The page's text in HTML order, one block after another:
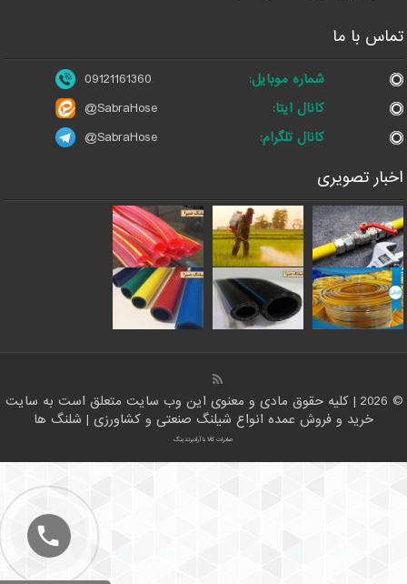
با ما
شماره موبایل:
09121161360
کانال ایتا:
@SabraHose
کانال تلگرام:
@SabraHose
تصویری
متعلق است به سایت
خرید و فروش عمده انواع شیلنگ صنعتی و کشاورزی | شلنگ ها
صادرات کالا با آرادبرندینگ